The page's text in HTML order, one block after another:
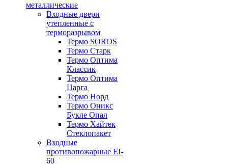
металлические
Входные двери
утепленные с
терморазрывом
Термо SOROS
Термо Старк
Термо Оптима
Классик
Термо Оптима
Царга
Термо Норд
Термо Оникс
Букле Опал
Термо Хайтек
Стеклопакет
Входные
противопожарные EI-
60